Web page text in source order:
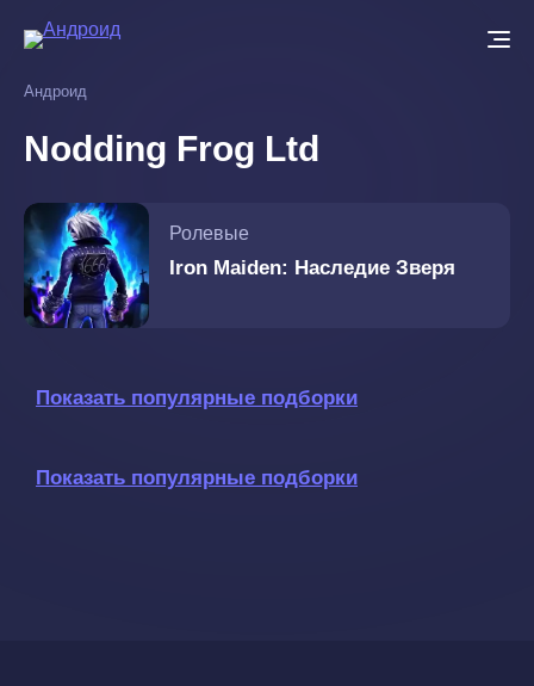
основному
Андроид
Nodding Frog Ltd
Ролевые
Iron Maiden: Наследие Зверя
Показать популярные подборки
Показать популярные подборки